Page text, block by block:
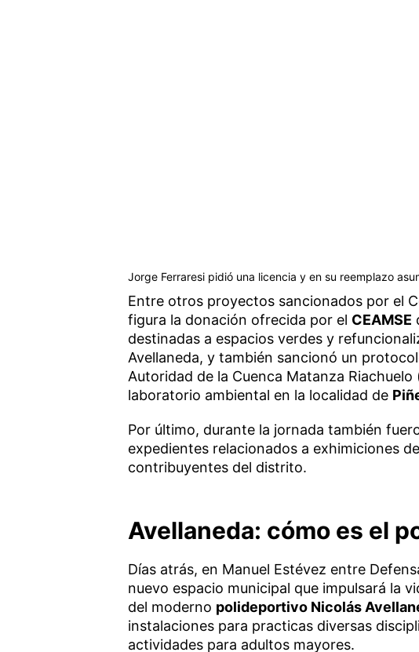
Jorge Ferraresi pidió una licencia y en su reemplazo
Entre otros proyectos sancionados por el
figura la donación ofrecida por el CEAMSE
destinadas a espacios verdes y
Avellaneda, y también sancionó un
Autoridad de la Cuenca Matanza Riachuelo
laboratorio ambiental en la localidad de
Por último, durante la jornada también
expedientes relacionados a exhimiciones
contribuyentes del distrito.
Avellaneda: cómo es el
Días atrás, en Manuel Estévez entre
nuevo espacio municipal que impulsará la
del moderno polideportivo Nicolás
instalaciones para practicas diversas
actividades para adultos mayores.